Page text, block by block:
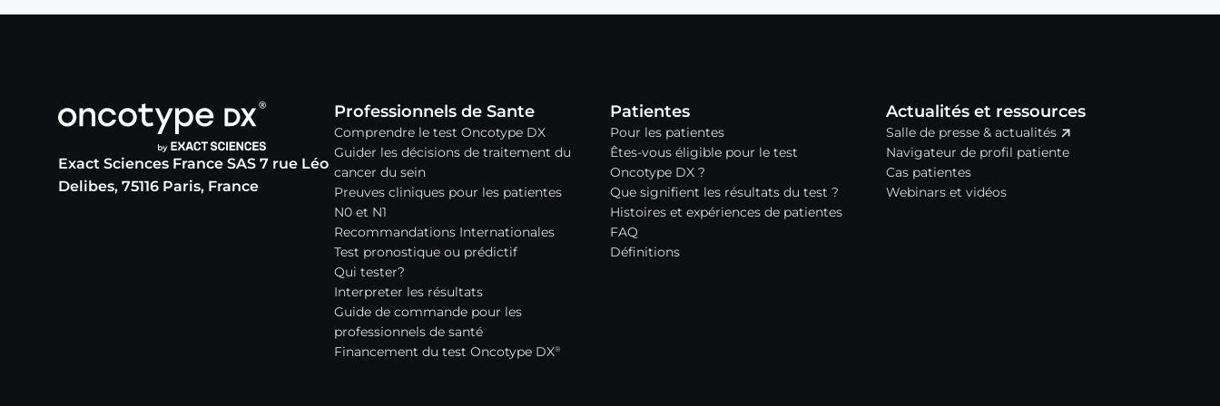
Exact Sciences France SAS 7 rue Léo
Delibes, 75116 Paris, France
Professionnels de Sante
Comprendre le test Oncotype DX
Guider les décisions de traitement du
cancer du sein
Preuves cliniques pour les patientes
N0 et N1
Recommandations Internationales
Test pronostique ou prédictif
Qui tester?
Interpreter les résultats
Guide de commande pour les
professionnels de santé
Financement du test Oncotype DX®
Patientes
Pour les patientes
Êtes-vous éligible pour le test
Oncotype DX ?
Que signifient les résultats du test ?
Histoires et expériences de patientes
FAQ
Définitions
Actualités et ressources
Salle de presse & actualités
Navigateur de profil patiente
Cas patientes
Webinars et vidéos